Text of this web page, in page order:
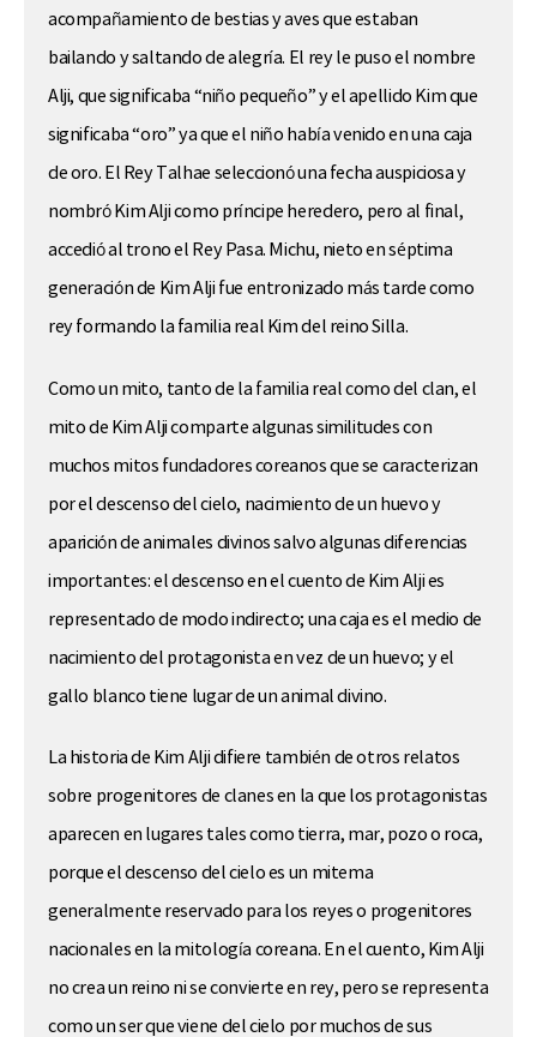
acompañamiento de bestias y aves que estaban
bailando y saltando de alegría. El rey le puso el nombre
Alji, que significaba “niño pequeño” y el apellido Kim que
significaba “oro” ya que el niño había venido en una caja
de oro. El Rey Talhae seleccionó una fecha auspiciosa y
nombró Kim Alji como príncipe heredero, pero al final,
accedió al trono el Rey Pasa. Michu, nieto en séptima
generación de Kim Alji fue entronizado más tarde como
rey formando la familia real Kim del reino Silla.
Como un mito, tanto de la familia real como del clan, el
mito de Kim Alji comparte algunas similitudes con
muchos mitos fundadores coreanos que se caracterizan
por el descenso del cielo, nacimiento de un huevo y
aparición de animales divinos salvo algunas diferencias
importantes: el descenso en el cuento de Kim Alji es
representado de modo indirecto; una caja es el medio de
nacimiento del protagonista en vez de un huevo; y el
gallo blanco tiene lugar de un animal divino.
La historia de Kim Alji difiere también de otros relatos
sobre progenitores de clanes en la que los protagonistas
aparecen en lugares tales como tierra, mar, pozo o roca,
porque el descenso del cielo es un mitema
generalmente reservado para los reyes o progenitores
nacionales en la mitología coreana. En el cuento, Kim Alji
no crea un reino ni se convierte en rey, pero se representa
como un ser que viene del cielo por muchos de sus